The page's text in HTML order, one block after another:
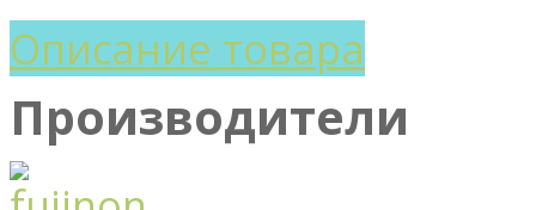
Описание товара
Производители